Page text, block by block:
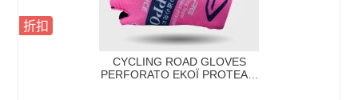
折扣
CYCLING ROAD GLOVES
PERFORATO EKOÏ PROTEAM